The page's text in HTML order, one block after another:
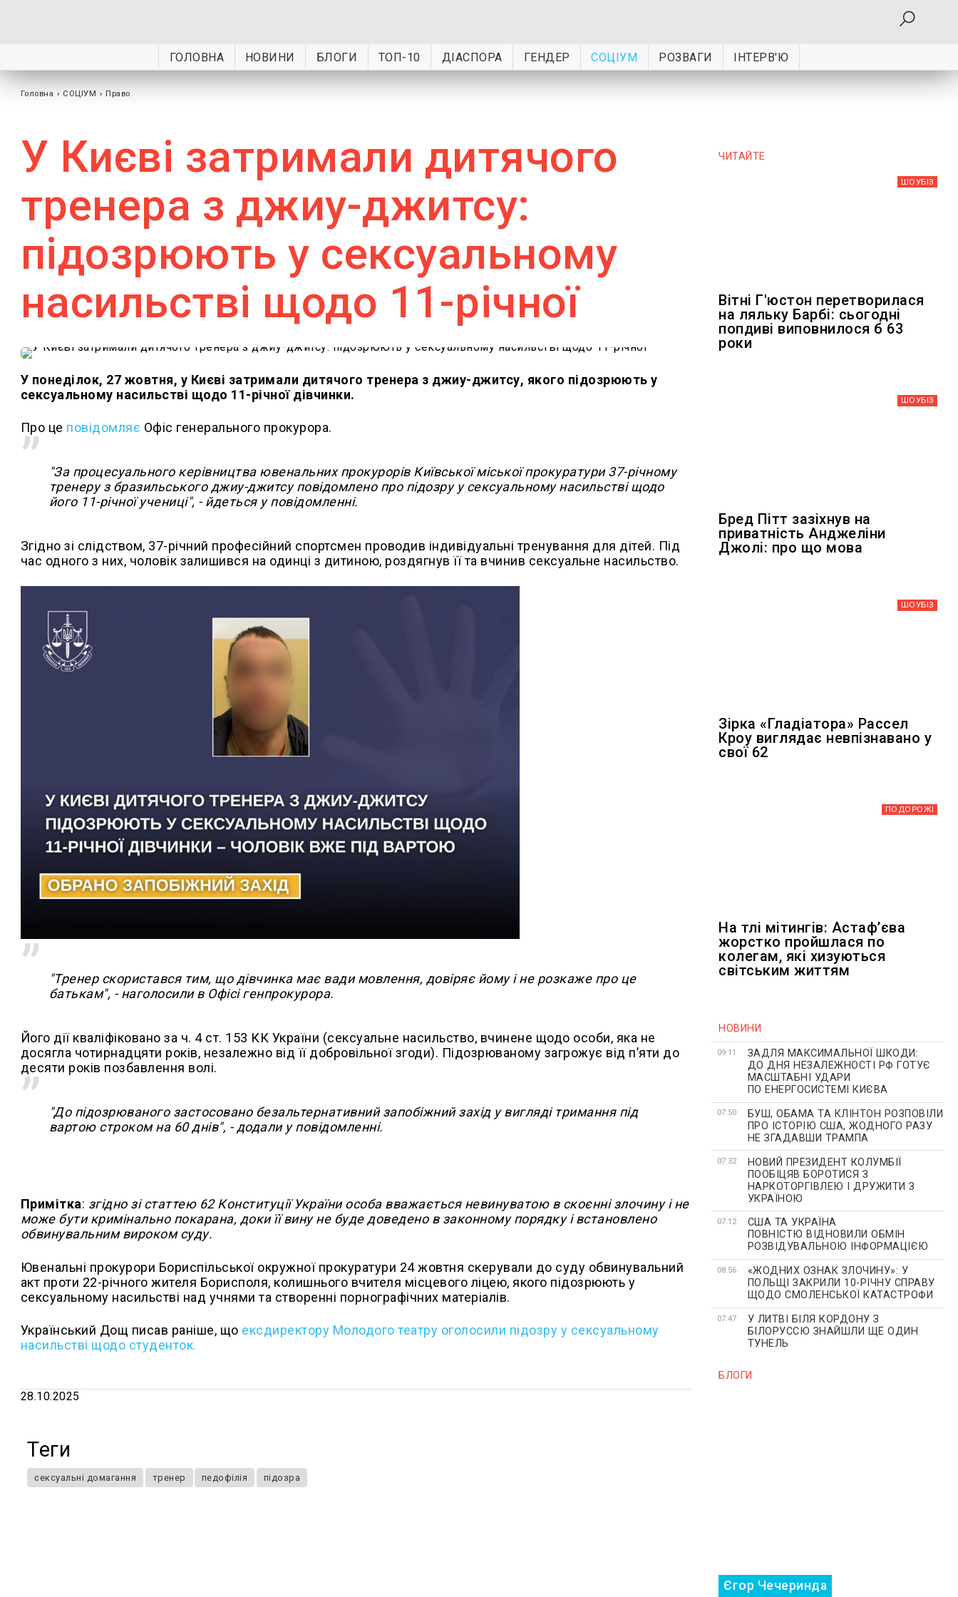
ГОЛОВНА НОВИНИ БЛОГИ ТОП-10 ДІАСПОРА ГЕНДЕР СОЦІУМ РОЗВАГИ ІНТЕРВ'Ю
Головна › СОЦІУМ › Право
У Києві затримали дитячого
тренера з джиу-джитсу:
підозрюють у сексуальному
насильстві щодо 11-річної
У понеділок, 27 жовтня, у Києві затримали дитячого тренера з джиу-джитсу, якого підозрюють у
сексуальному насильстві щодо 11-річної дівчинки.
Про це повідомляє Офіс генерального прокурора.
"За процесуального керівництва ювенальних прокурорів Київської міської прокуратури 37-річному
тренеру з бразильського джиу-джитсу повідомлено про підозру у сексуальному насильстві щодо
його 11-річної учениці", - йдеться у повідомленні.
Згідно зі слідством, 37-річний професійний спортсмен проводив індивідуальні тренування для дітей. Під
час одного з них, чоловік залишився на одинці з дитиною, роздягнув її та вчинив сексуальне насильство.
"Тренер скористався тим, що дівчинка має вади мовлення, довіряє йому і не розкаже про це
батькам", - наголосили в Офісі генпрокурора.
Його дії кваліфіковано за ч. 4 ст. 153 КК України (сексуальне насильство, вчинене щодо особи, яка не
досягла чотирнадцяти років, незалежно від її добровільної згоди). Підозрюваному загрожує від пʼяти до
десяти років позбавлення волі.
"До підозрюваного застосовано безальтернативний запобіжний захід у вигляді тримання під
вартою строком на 60 днів", - додали у повідомленні.
Примітка: згідно зі статтею 62 Конституції України особа вважається невинуватою в скоєнні злочину і не
може бути кримінально покарана, доки її вину не буде доведено в законному порядку і встановлено
обвинувальним вироком суду.
Ювенальні прокурори Бориспільської окружної прокуратури 24 жовтня скерували до суду обвинувальний
акт проти 22-річного жителя Борисполя, колишнього вчителя місцевого ліцею, якого підозрюють у
сексуальному насильстві над учнями та створенні порнографічних матеріалів.
Український Дощ писав раніше, що ексдиректору Молодого театру оголосили підозру у сексуальному
насильстві щодо студенток.
28.10.2025
Теги
сексуальні домагання тренер педофілія підозра
ЧИТАЙТЕ
ШОУБIЗ
Вітні Г'юстон перетворилася
на ляльку Барбі: сьогодні
попдиві виповнилося б 63
роки
ШОУБIЗ
Бред Пітт зазіхнув на
приватність Анджеліни
Джолі: про що мова
ШОУБIЗ
Зірка «Гладіатора» Рассел
Кроу виглядає невпізнавано у
свої 62
ПОДОРОЖІ
На тлі мітингів: Астафʼєва
жорстко пройшлася по
колегам, які хизуються
світським життям
НОВИНИ
09:11
ЗАДЛЯ МАКСИМАЛЬНОЇ ШКОДИ:
ДО ДНЯ НЕЗАЛЕЖНОСТІ РФ ГОТУЄ
МАСШТАБНІ УДАРИ
ПО ЕНЕРГОСИСТЕМІ КИЄВА
07:50
БУШ, ОБАМА ТА КЛІНТОН РОЗПОВІЛИ
ПРО ІСТОРІЮ США, ЖОДНОГО РАЗУ
НЕ ЗГАДАВШИ ТРАМПА
07:32
НОВИЙ ПРЕЗИДЕНТ КОЛУМБІЇ
ПООБІЦЯВ БОРОТИСЯ З
НАРКОТОРГІВЛЕЮ І ДРУЖИТИ З
УКРАЇНОЮ
07:12
США ТА УКРАЇНА
ПОВНІСТЮ ВІДНОВИЛИ ОБМІН
РОЗВІДУВАЛЬНОЮ ІНФОРМАЦІЄЮ
08:56
«ЖОДНИХ ОЗНАК ЗЛОЧИНУ»: У
ПОЛЬЩІ ЗАКРИЛИ 10-РІЧНУ СПРАВУ
ЩОДО СМОЛЕНСЬКОЇ КАТАСТРОФИ
07:47
У ЛИТВІ БІЛЯ КОРДОНУ З
БІЛОРУССЮ ЗНАЙШЛИ ЩЕ ОДИН
ТУНЕЛЬ
БЛОГИ
Єгор Чечеринда